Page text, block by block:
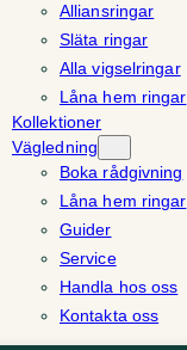
Alliansringar
Släta ringar
Alla vigselringar
Låna hem ringar
Kollektioner
Vägledning
Boka rådgivning
Låna hem ringar
Guider
Service
Handla hos oss
Kontakta oss